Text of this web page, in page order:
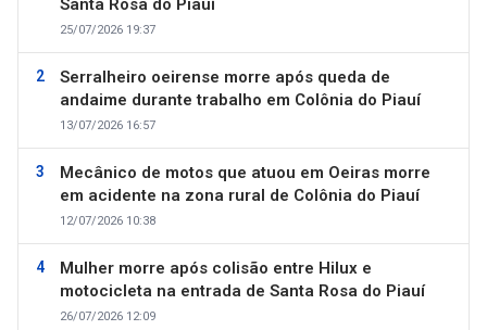
Santa Rosa do Piauí
25/07/2026 19:37
Serralheiro oeirense morre após queda de
andaime durante trabalho em Colônia do Piauí
13/07/2026 16:57
Mecânico de motos que atuou em Oeiras morre
em acidente na zona rural de Colônia do Piauí
12/07/2026 10:38
Mulher morre após colisão entre Hilux e
motocicleta na entrada de Santa Rosa do Piauí
26/07/2026 12:09